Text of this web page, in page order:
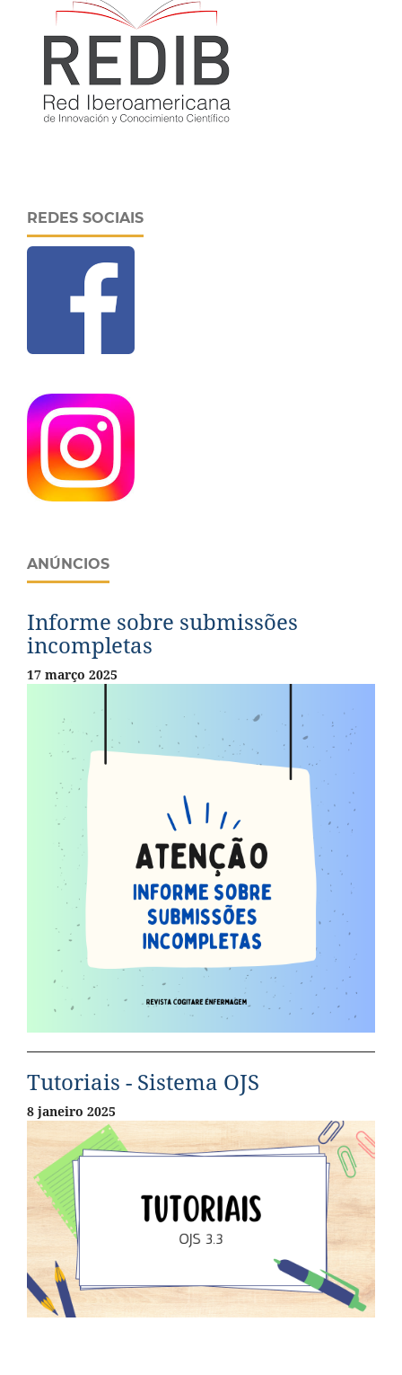
REDES SOCIAIS
ANÚNCIOS
Informe sobre submissões
incompletas
17 março 2025
Tutoriais - Sistema OJS
8 janeiro 2025